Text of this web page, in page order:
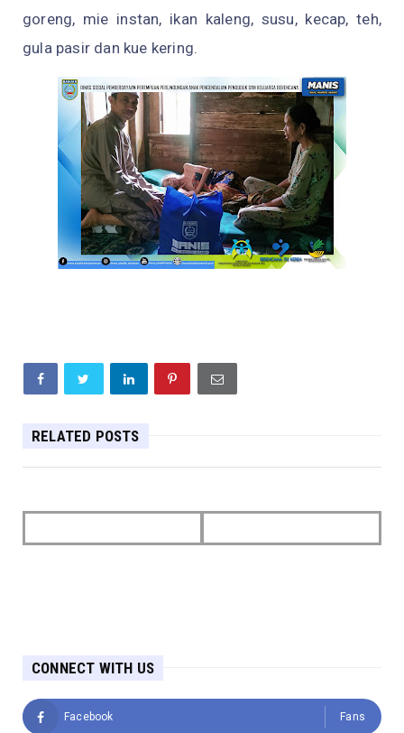
goreng, mie instan, ikan kaleng, susu, kecap, teh,
gula pasir dan kue kering.
RELATED POSTS
CONNECT WITH US
Facebook Fans